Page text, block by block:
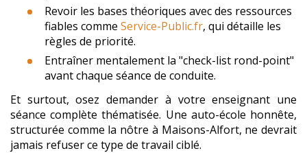
Revoir les bases théoriques avec des ressources
fiables comme Service-Public.fr, qui détaille les
règles de priorité.
Entraîner mentalement la "check-list rond-point"
avant chaque séance de conduite.
Et surtout, osez demander à votre enseignant une
séance complète thématisée. Une auto-école honnête,
structurée comme la nôtre à Maisons-Alfort, ne devrait
jamais refuser ce type de travail ciblé.